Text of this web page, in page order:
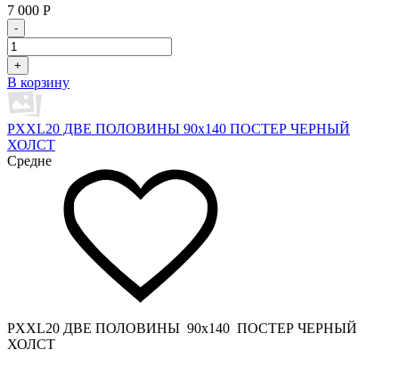
7 000 Р
-
+
В корзину
PXXL20 ДВЕ ПОЛОВИНЫ 90x140 ПОСТЕР ЧЕРНЫЙ
ХОЛСТ
Средне
PXXL20 ДВЕ ПОЛОВИНЫ 90x140 ПОСТЕР ЧЕРНЫЙ
ХОЛСТ